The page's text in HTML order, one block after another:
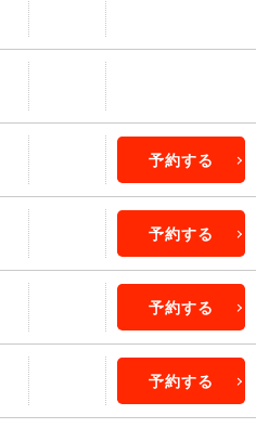
予約する
予約する
予約する
予約する